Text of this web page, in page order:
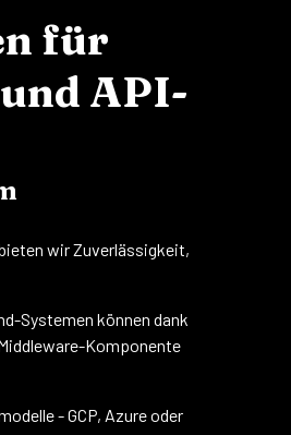
für
API-
wir Zuverlässigkeit,
Systemen können dank
Komponente
- GCP, Azure oder